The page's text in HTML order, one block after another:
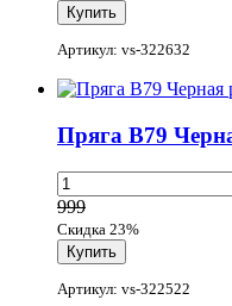
Артикул: vs-322632
Пряга B79
999
Скидка 23%
Артикул: vs-322522